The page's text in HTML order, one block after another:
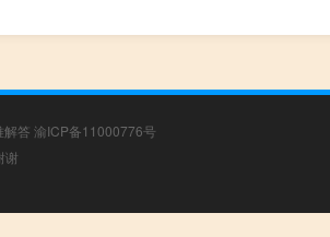
解答 渝ICP备11000776号
谢